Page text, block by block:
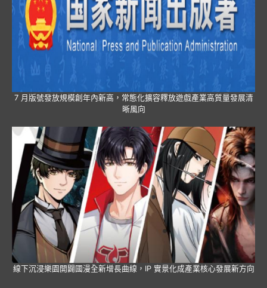
7 月版號發放規模創年內新高，常態化擴容釋放遊戲產業高質量發展清
晰風向
線下沉浸樂園開闢國漫全新增長曲線，IP 實景化成產業核心發展新方向